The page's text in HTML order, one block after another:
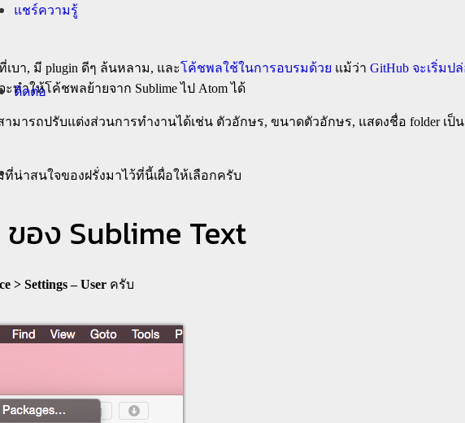
แชร์ความรู้
ติดต่อ
เบา,​ มี plugin ดีๆ ล้นหลาม, และโค้ชพลใช้ในการอบรมด้วย แม้ว่า GitHub จะเริ่มป
ำให้โค้ชพลย้ายจาก Sublime ไป Atom ได้
มารถปรับแต่งส่วนการทำงานได้เช่น ตัวอักษร, ขนาดตัวอักษร, แสดงชื่อ folder เ
น่าสนใจของฝรั่งมาไว้ที่นี้เผื่อให้เลือกครับ
อง Sublime Text
> Settings – User ครับ